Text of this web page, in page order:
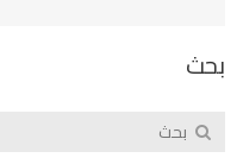
بحث